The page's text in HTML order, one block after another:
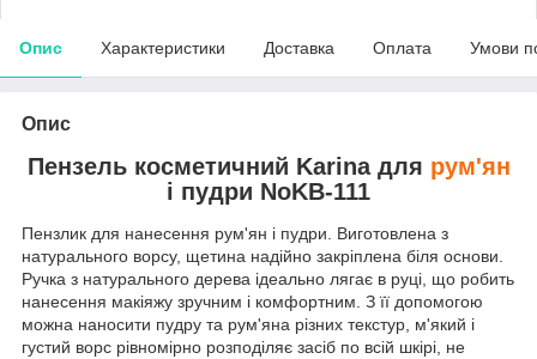
Опис Характеристики Доставка Оплата Умови
Опис
Пензель косметичний Karina для рум'ян
і пудри NoKB-111
Пензлик для нанесення рум'ян і пудри. Виготовлена з
натурального ворсу, щетина надійно закріплена біля основи.
Ручка з натурального дерева ідеально лягає в руці, що робить
нанесення макіяжу зручним і комфортним. З її допомогою
можна наносити пудру та рум'яна різних текстур, м'який і
густий ворс рівномірно розподіляє засіб по всій шкірі, не